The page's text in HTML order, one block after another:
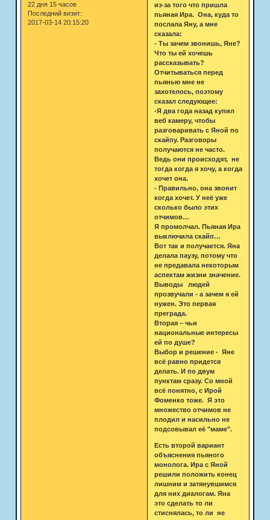
22 дня 15 часов
Последний визит:
2017-03-14 20:15:20
из-за того что пришла
пьяная Ира. Она, куда то
послала Яну, а мне
сказала:
- Ты зачем звонишь, Яне?
Что ты ей хочешь
рассказывать?
Отчитываться перед
пьянью мне не
захотелось, поэтому
сказал следующее:
-Я два года назад купил
веб камеру, чтобы
разговаривать с Яной по
скайпу. Разговоры
получаются не часто.
Ведь они происходят, не
тогда когда я хочу, а когда
хочет она.
- Правильно, она звонит
когда хочет. У неё уже
сколько было этих
отчимов…
Я промолчал. Пьяная Ира
выключила скайп…
Вот так и получается. Яна
делала паузу, потому что
не предавала некоторым
аспектам жизни значение.
Выводы людей
прозвучали - а зачем я ей
нужен. Это первая
преграда.
Вторая – чьи
национальные интересы
ей по душе?
Выбор и решение - Яне
всё равно придется
делать. И по двум
пунктам сразу. Со мной
всё понятно, с Ирой
Фоменко тоже. Я это
множество отчимов не
плодил и насильно не
подсовывал её "маме".
Есть второй вариант
объяснения пьяного
монолога. Ира с Яной
решили положить конец
лишним и затянувшимся
для них диалогам. Яна
это сделать то ли
стиснялась, то ли не